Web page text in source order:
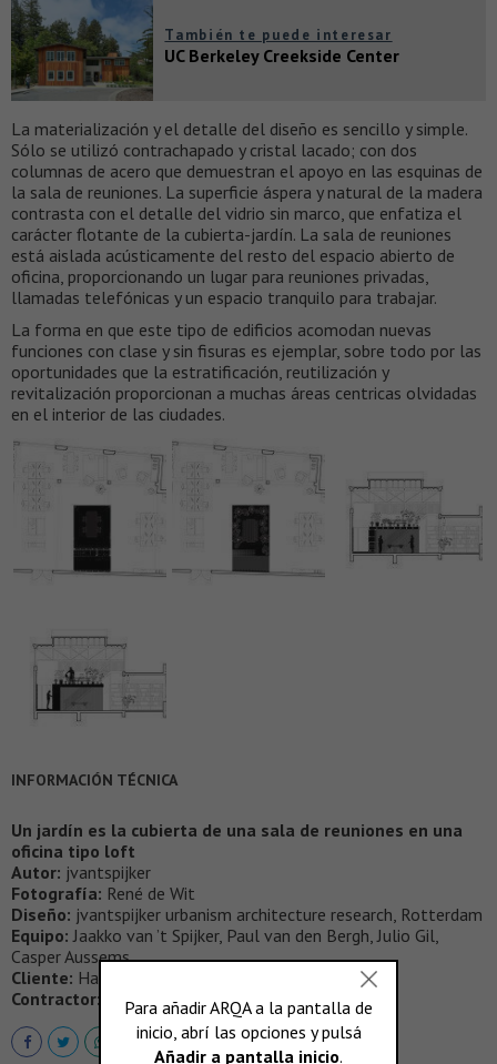
También te puede interesar
UC Berkeley Creekside Center
La materialización y el detalle del diseño es sencillo y simple.
Sólo se utilizó contrachapado y cristal lacado; con dos
columnas de acero que demuestran el apoyo en las esquinas de
la sala de reuniones. La superficie áspera y natural de la madera
contrasta con el detalle del vidrio sin marco, que enfatiza el
carácter flotante de la cubierta-jardín. La sala de reuniones
está aislada acústicamente del resto del espacio abierto de
oficina, proporcionando un lugar para reuniones privadas,
llamadas telefónicas y un espacio tranquilo para trabajar.
La forma en que este tipo de edificios acomodan nuevas
funciones con clase y sin fisuras es ejemplar, sobre todo por las
oportunidades que la estratificación, reutilización y
revitalización proporcionan a muchas áreas centricas olvidadas
en el interior de las ciudades.
INFORMACIÓN TÉCNICA
Un jardín es la cubierta de una sala de reuniones en una
oficina tipo loft
Autor: jvantspijker
Fotografía: René de Wit
Diseño: jvantspijker urbanism architecture research, Rotterdam
Equipo: Jaakko van ’t Spijker, Paul van den Bergh, Julio Gil,
Casper Aussems
Cliente: Havensteder, Lucidious, jvantspijker
Contractor: Spacecreators